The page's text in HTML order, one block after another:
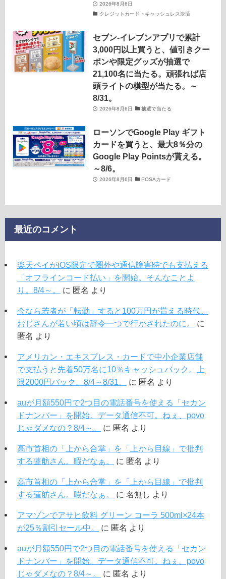
2026年8月6日
クレジットカード・キャッシュレス決済
セブン‐イレブンアプリで累計
3,000円以上買うと、値引きクー
ポンや限定グッズが抽選で
21,100名に当たる。頑張れば店
頭ライトの模型が当たる。～
8/31。
2026年8月6日 抽選で当たる
ローソンでGoogle Play ギフト
カードを買うと、最大8％分の
Google Play Pointsが貰える。
～8/6。
2026年8月6日 POSAカード
最近のコメント
楽天ペイがiOS限定で圏外や通信障害時でも支払える
「オフラインコード払い」を開始。そんなことよ
り。8/4～。
に 匿名 より
今なら若者が「転勤」すると100万円が貰える時代。
おじさんが若い頃は辞令一つで行かされたのに。
に
匿名 より
アメリカン・エキスプレス・カードで中小企業店舗
で支払うと先着50万名に10％キャッシュバック。上
限2000円バック。8/4～8/31。
に 匿名 より
auが月額550円で2つ目の電話番号を使える「セカン
ドナンバー」を開始。データ通信不可。ねぇ、povo
じゃダメなの？8/4～。
に 匿名 より
高市首相の「上から合掌」を「上から目線」で批判
する蓮舫さん。暇だなぁ。
に 匿名 より
高市首相の「上から合掌」を「上から目線」で批判
する蓮舫さん。暇だなぁ。
に 名無し より
アマゾンでアサヒ飲料 グリーン コーラ 500ml×24本
が25％割引セール中。
に 匿名 より
auが月額550円で2つ目の電話番号を使える「セカン
ドナンバー」を開始。データ通信不可。ねぇ、povo
じゃダメなの？8/4～。
に 匿名 より